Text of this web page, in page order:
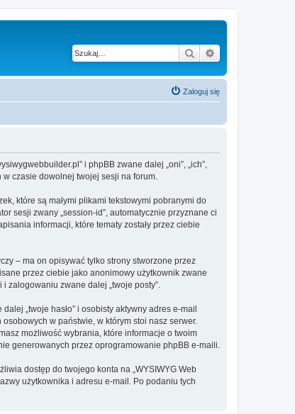
Szukaj
Zaloguj się
i phpBB zwane dalej „oni”, „ich”,
w czasie dowolnej twojej sesji na forum.
które są małymi plikami tekstowymi pobranymi do
sesji zwany „session-id”, automatycznie przyznane ci
informacji, które tematy zostały przez ciebie
– ma on opisywać tylko strony stworzone przez
przez ciebie jako anonimowy użytkownik zwane
zalogowaniu zwane dalej „twoje posty”.
„twoje hasło” i osobisty aktywny adres e-mail
w państwie, w którym stoi nasz serwer.
możliwość wybrania, które informacje o twoim
generowanych przez oprogramowanie phpBB e-maili.
dostęp do twojego konta na „WYSIWYG Web
użytkownika i adresu e-mail. Po podaniu tych